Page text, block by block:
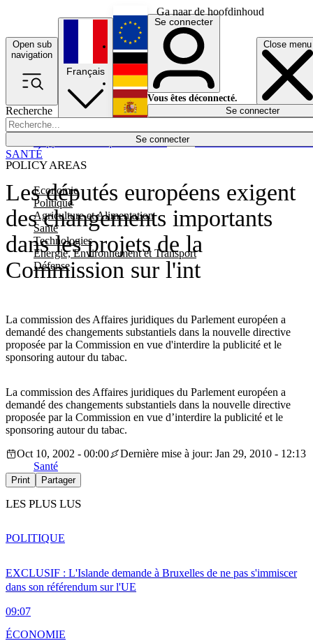
Ga naar de hoofdinhoud
Open sub
navigation
Close menu
Recherche
Se connecter
POLICY AREAS
Economie
Politique
Agriculture et Alimentation
Santé
Technologies
Energie, Environnement et Transport
Défense
Économie
Français
English
Deutsch
Español
Se connecter
Vous êtes déconnecté.
Se connecter
Les députés européens exigent
des changements importants
dans les projets de la
Commission sur l'int
La commission des Affaires juridiques du Parlement européen a
demandé des changements substantiels dans la nouvelle directive
proposée par la Commission en vue d'interdire la publicité et le
sponsoring autour du tabac.
SANTÉ
La commission des Affaires juridiques du Parlement européen a
demandé des changements substantiels dans la nouvelle directive
proposée par la Commission en vue d’interdire la publicité et le
sponsoring autour du tabac.
Oct 10, 2002 - 00:00
Dernière mise à jour: Jan 29, 2010 - 12:13
Santé
Print Partager
LES PLUS LUS
EXCLUSIF : L'Islande demande à Bruxelles de ne pas s'immiscer
dans son référendum sur l'UE
09:07
POLITIQUE
ÉCONOMIE